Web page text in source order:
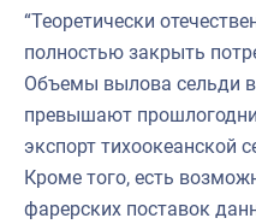
“Теоретически
полностью закрыть
Объемы вылова сельди
превышают
экспорт тихоокеанской
Кроме того, есть
фарерских поставок